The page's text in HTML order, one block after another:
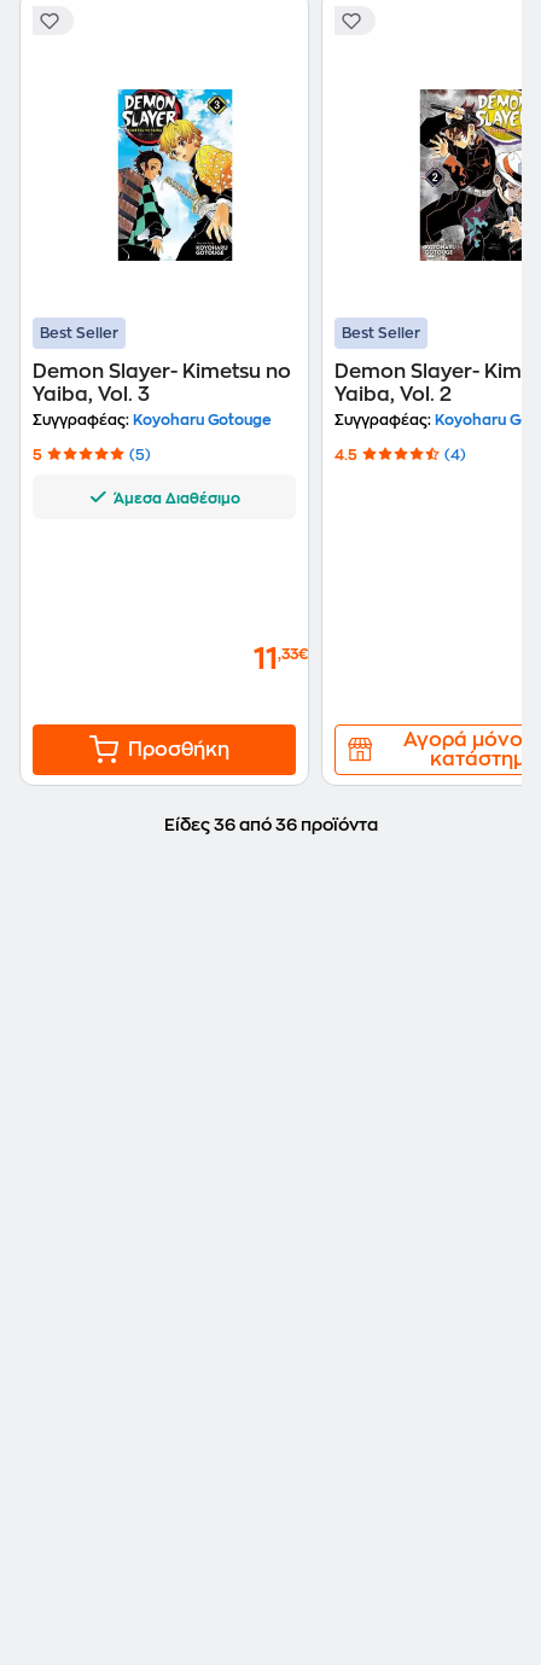
Best Seller
Demon Slayer- Kimetsu no
Yaiba, Vol. 3
Συγγραφέας: Koyoharu Gotouge
5 (5)
Άμεσα Διαθέσιμο
11 ,33€
Προσθήκη
Best Seller
Demon Slayer-
Yaiba, Vol. 2
Συγγραφέας: Koyoharu
4.5 (4)
Αγορά μόνο
κατάστημα
Είδες 36 από 36 προϊόντα